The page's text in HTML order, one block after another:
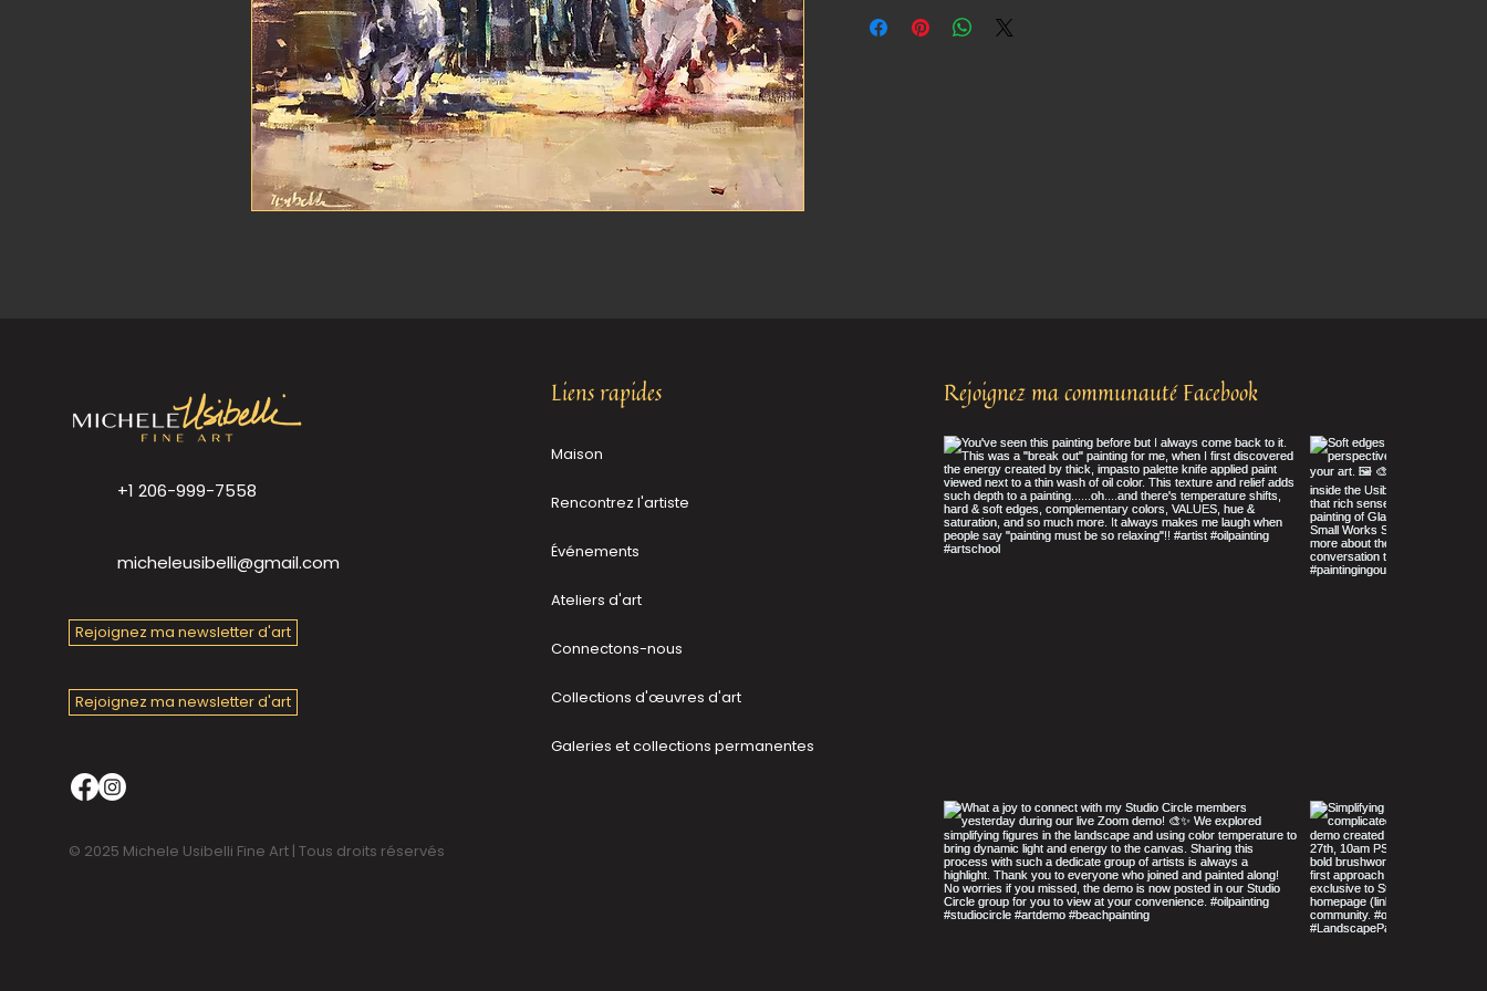
+1 206-999-7558
micheleusibelli@gmail.com
Rejoignez ma newsletter d'art
Rejoignez ma newsletter d'art
© 2025 Michele Usibelli Fine Art | Tous droits réservés
Liens rapides
Maison
Rencontrez l'artiste
Événements
Ateliers d'art
Connectons-nous
Collections d'œuvres d'art
Galeries et collections permanentes
Rejoignez ma communauté Facebook